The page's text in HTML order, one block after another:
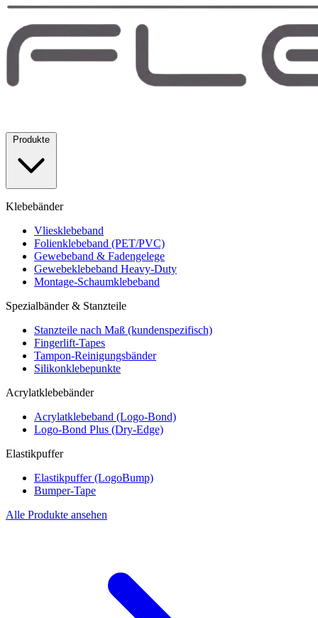
Klebebänder
Vliesklebeband
Folienklebeband (PET/PVC)
Gewebeband & Fadengelege
Gewebeklebeband Heavy-Duty
Montage-Schaumklebeband
Spezialbänder & Stanzteile
Stanzteile nach Maß (kundenspezifisch)
Fingerlift-Tapes
Tampon-Reinigungsbänder
Silikonklebepunkte
Acrylatklebebänder
Acrylatklebeband (Logo-Bond)
Logo-Bond Plus (Dry-Edge)
Elastikpuffer
Elastikpuffer (LogoBump)
Bumper-Tape
Alle Produkte ansehen